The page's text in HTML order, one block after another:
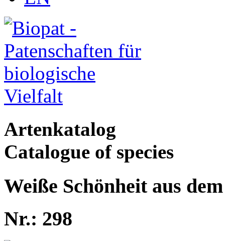
Artenkatalog
Catalogue of species
Weiße Schönheit aus
Nr.: 298